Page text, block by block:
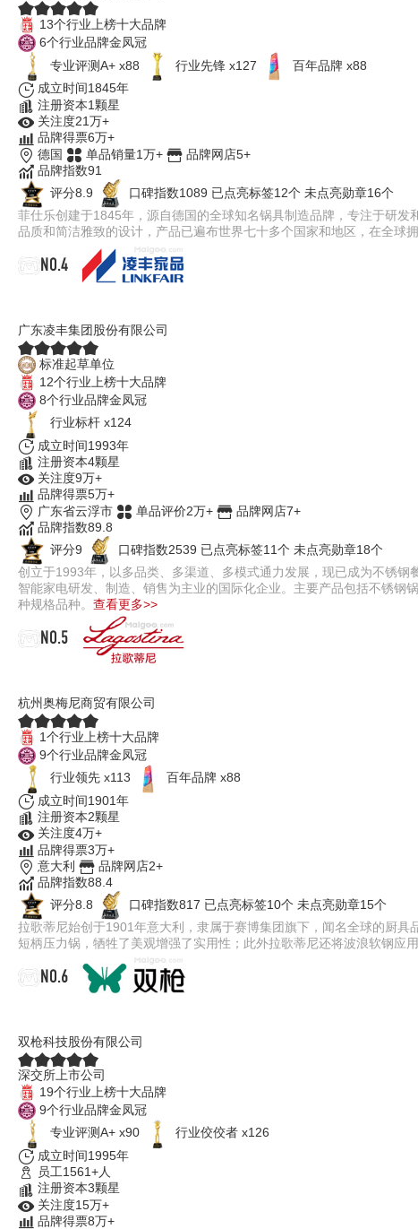
13个行业上榜十大品牌
6个行业品牌金凤冠
专业评测A+ x88
行业先锋 x127
百年品牌 x88
成立时间1845年
注册资本1颗星
关注度21万+
品牌得票6万+
德国
单品销量1万+
品牌网店5+
品牌指数91
评分8.9
口碑指数1089 已点亮标签12个 未点亮勋章16个
菲仕乐创建于1845年，源自德国的全球知名锅具制造品牌，专注于研
品质和简洁雅致的设计，产品已遍布世界七十多个国家和地区，在全球
NO.4
广东凌丰集团股份有限公司
标准起草单位
12个行业上榜十大品牌
8个行业品牌金凤冠
行业标杆 x124
成立时间1993年
注册资本4颗星
关注度9万+
品牌得票5万+
广东省云浮市
单品评价2万+
品牌网店7+
品牌指数89.8
评分9
口碑指数2539 已点亮标签11个 未点亮勋章18个
创立于1993年，以多品类、多渠道、多模式通力发展，现已成为不锈
智能家电研发、制造、销售为主业的国际化企业。主要产品包括不锈钢
种规格品种。 查看更多>>
NO.5
杭州奥梅尼商贸有限公司
1个行业上榜十大品牌
9个行业品牌金凤冠
行业领先 x113
百年品牌 x88
成立时间1901年
注册资本2颗星
关注度4万+
品牌得票3万+
意大利
品牌网店2+
品牌指数88.4
评分8.8
口碑指数817 已点亮标签10个 未点亮勋章15个
拉歌蒂尼始创于1901年意大利，隶属于赛博集团旗下，闻名全球的厨
短柄压力锅，牺牲了美观增强了实用性；此外拉歌蒂尼还将波浪软钢应
NO.6
双枪科技股份有限公司
深交所上市公司
19个行业上榜十大品牌
9个行业品牌金凤冠
专业评测A+ x90
行业佼佼者 x126
成立时间1995年
员工1561+人
注册资本3颗星
关注度15万+
品牌得票8万+